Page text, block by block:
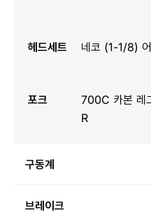
헤드세트 네코 (1-1/8)
포크
700C 카본 레
R
구동계
브레이크